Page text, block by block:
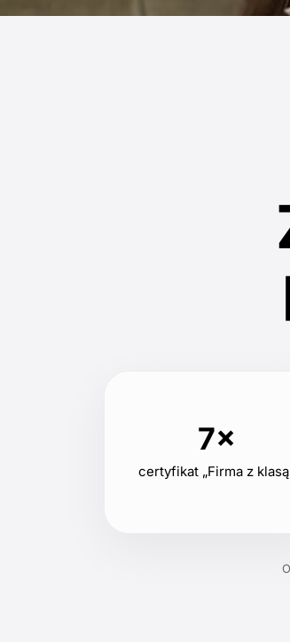
7×
certyfikat „Firma z